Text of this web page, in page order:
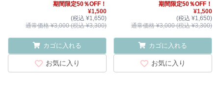
期間限定50％OFF！
¥1,500
(税込 ¥1,650)
通常価格 ¥3,000 (税込 ¥3,300)
カゴに入れる
お気に入り
期間限定50％OFF！
¥1,500
(税込 ¥1,650)
通常価格 ¥3,000 (税込 ¥3,300)
カゴに入れる
お気に入り